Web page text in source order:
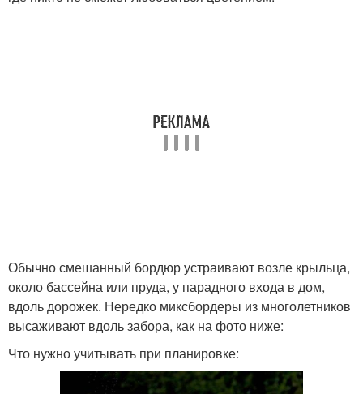
Обычно смешанный бордюр устраивают возле крыльца,
около бассейна или пруда, у парадного входа в дом,
вдоль дорожек. Нередко миксбордеры из многолетников
высаживают вдоль забора, как на фото ниже:
Что нужно учитывать при планировке: